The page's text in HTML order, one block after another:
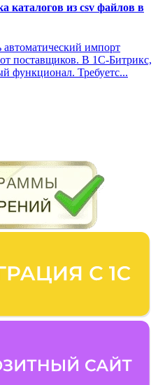
каталогов из csv файлов в
автоматический импорт
поставщиков. В 1С-Битрикс,
функционал. Требуетс...